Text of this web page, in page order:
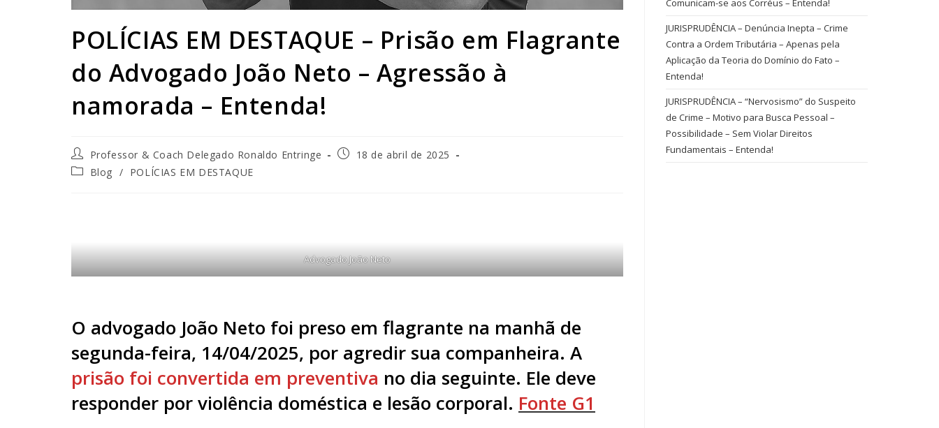
POLÍCIAS EM DESTAQUE – Prisão em Flagrante
do Advogado João Neto – Agressão à
namorada – Entenda!
Professor & Coach Delegado Ronaldo Entringe
18 de abril de 2025
Blog / POLÍCIAS EM DESTAQUE
Advogado João Neto
O advogado João Neto foi preso em flagrante na manhã de
segunda-feira, 14/04/2025, por agredir sua companheira. A
prisão foi convertida em preventiva no dia seguinte. Ele deve
responder por violência doméstica e lesão corporal. Fonte G1
Comunicam-se aos Corréus – Entenda!
JURISPRUDÊNCIA – Denúncia Inepta – Crime
Contra a Ordem Tributária – Apenas pela
Aplicação da Teoria do Domínio do Fato –
Entenda!
JURISPRUDÊNCIA – “Nervosismo” do Suspeito
de Crime – Motivo para Busca Pessoal –
Possibilidade – Sem Violar Direitos
Fundamentais – Entenda!